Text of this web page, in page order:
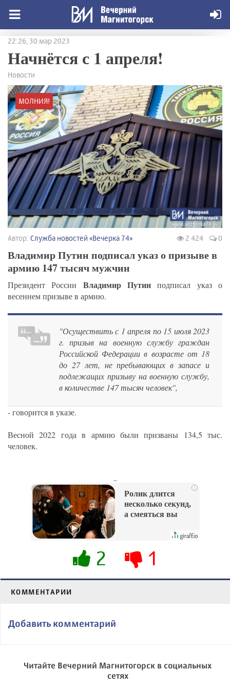
22:26, 30 мар 2023
Начнётся с 1 апреля!
Новости
МОЛНИЯ!
Автор: Служба новостей «Вечерка 74» 2 424 0
Владимир Путин подписал указ о призыве в
армию 147 тысяч мужчин
Президент России Владимир Путин подписал указ о
весеннем призыве в армию.
"Осуществить с 1 апреля по 15 июля 2023
г. призыв на военную службу граждан
Российской Федерации в возрасте от 18
до 27 лет, не пребывающих в запасе и
подлежащих призыву на военную службу,
в количестве 147 тысяч человек",
- говорится в указе.
Весной 2022 года в армию были призваны 134,5 тыс.
человек.
i
Ролик длится
несколько секунд,
а смеяться вы
2 1
КОММЕНТАРИИ
Добавить комментарий
Читайте Вечерний Магнитогорск в социальных
сетях